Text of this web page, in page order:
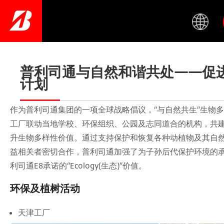
content
普利司通与自然和谐共处——促
计划
作为普利司通集团的一项全球战略倡议，“与自然共生”生物
工厂联动当地学校、环保组织、公园及志同道合的机构，共
升生物多样性价值。通过支持保护和恢复各种动植物及其自
益相关者密切合作，普利司通加强了为子孙后代保护环境的
利司通E8承诺的“Ecology(生态)”价值。
环保及植树活动
天津工厂